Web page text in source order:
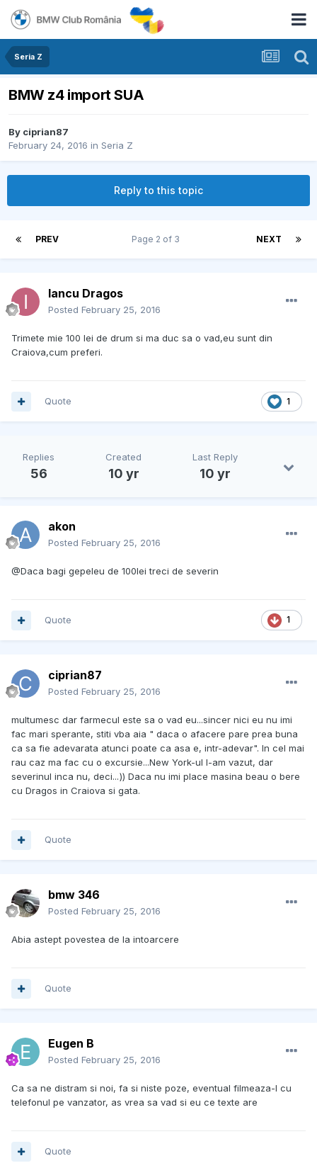
Seria Z
BMW z4 import SUA
By ciprian87
February 24, 2016 in Seria Z
Reply to this topic
PREV NEXT
Page 2 of 3
Iancu Dragos
Posted February 25, 2016
Trimete mie 100 lei de drum si ma duc sa o vad,eu sunt din
Craiova,cum preferi.
1
Quote
Replies
56
Created
10 yr
Last Reply
10 yr
akon
Posted February 25, 2016
@Daca bagi gepeleu de 100lei treci de severin
1
Quote
ciprian87
Posted February 25, 2016
multumesc dar farmecul este sa o vad eu...sincer nici eu nu imi
fac mari sperante, stiti vba aia " daca o afacere pare prea buna
ca sa fie adevarata atunci poate ca asa e, intr-adevar". In cel mai
rau caz ma fac cu o excursie...New York-ul l-am vazut, dar
severinul inca nu, deci...)) Daca nu imi place masina beau o bere
cu Dragos in Craiova si gata.
Quote
bmw 346
Posted February 25, 2016
Abia astept povestea de la intoarcere
Quote
Eugen B
Posted February 25, 2016
Ca sa ne distram si noi, fa si niste poze, eventual filmeaza-l cu
telefonul pe vanzator, as vrea sa vad si eu ce texte are
Quote